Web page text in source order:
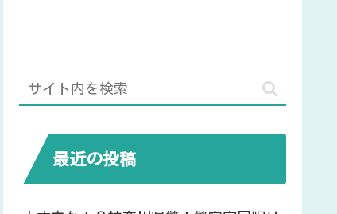
最近の投稿